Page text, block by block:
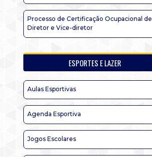
Processo de Certificação Ocupacional de
Diretor e Vice-diretor
ESPORTES E LAZER
Aulas Esportivas
Agenda Esportiva
Jogos Escolares